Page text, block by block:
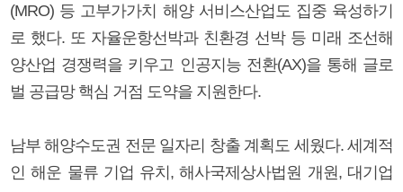
(MRO) 등 고부가가치 해양 서비스산업도 집중 육성하기
로 했다. 또 자율운항선박과 친환경 선박 등 미래 조선해
양산업 경쟁력을 키우고 인공지능 전환(AX)을 통해 글로
벌 공급망 핵심 거점 도약을 지원한다.
남부 해양수도권 전문 일자리 창출 계획도 세웠다. 세계적
인 해운 물류 기업 유치, 해사국제상사법원 개원, 대기업